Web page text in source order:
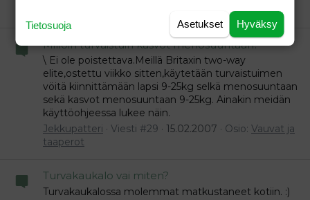
Milloin turvaistuin kasvot menosuuntaan?
\ Ei ole poistettava.Meillä Britaxin two-way
elite,ostettu viikko sitten,käytetään turvaistuimen
vöitä kiinnittämään lapsi 9-25kg selkä menosuuntaan
sekä kasvot menosuuntaan 9-25kg. Ainakin meidän
käyttöohjeessa lukee näin.
Jekkupatteri
Viesti #29 15.02.2007 Osio: Vauvat ja
taaperot
Turvakaukalo vai miten?
Turvakaukalossa molemmat matkustaneet kotiin. :)
Hyväksy
Asetukset
Tietosuoja